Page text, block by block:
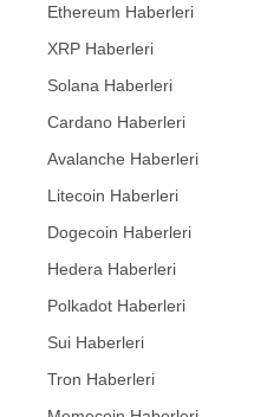
Ethereum Haberleri
XRP Haberleri
Solana Haberleri
Cardano Haberleri
Avalanche Haberleri
Litecoin Haberleri
Dogecoin Haberleri
Hedera Haberleri
Polkadot Haberleri
Sui Haberleri
Tron Haberleri